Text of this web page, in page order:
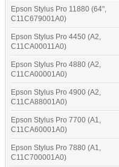
Epson Stylus Pro 11880 (64",
C11C679001A0)
Epson Stylus Pro 4450 (A2,
C11CA00011A0)
Epson Stylus Pro 4880 (A2,
C11CA00001A0)
Epson Stylus Pro 4900 (A2,
C11CA88001A0)
Epson Stylus Pro 7700 (A1,
C11CA60001A0)
Epson Stylus Pro 7880 (A1,
C11C700001A0)